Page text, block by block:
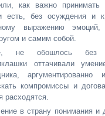
как важно принимать
есть, без осуждения и
выражению
и самим собой.
не обошлось без
оттачивали
аргументированно
компромиссы и
расходятся.
в страну понимания и